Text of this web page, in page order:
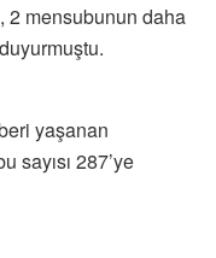
2 mensubunun daha
yaşanan
sayısı 287’ye